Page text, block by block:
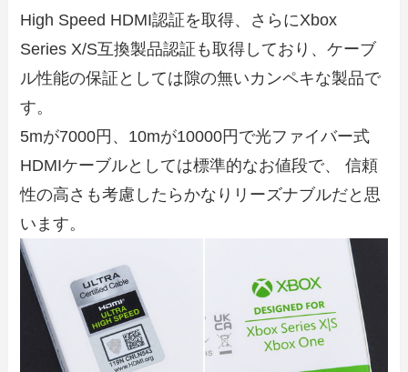
High Speed HDMI認証を取得、さらにXbox
Series X/S互換製品認証も取得しており、ケーブ
ル性能の保証としては隙の無いカンペキな製品で
す。
5mが7000円、10mが10000円で光ファイバー式
HDMIケーブルとしては標準的なお値段で、 信頼
性の高さも考慮したらかなりリーズナブルだと思
います。